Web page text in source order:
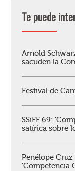
Te puede
Arnold
sacuden la
Festival de
SSiFF 69:
satírica sobre
Penélope
'Competencia